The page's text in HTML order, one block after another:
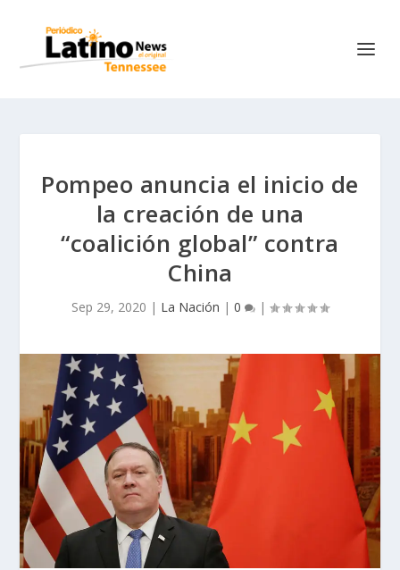
Pompeo anuncia el inicio de
la creación de una
“coalición global” contra
China
Sep 29, 2020 | La Nación | 0 |